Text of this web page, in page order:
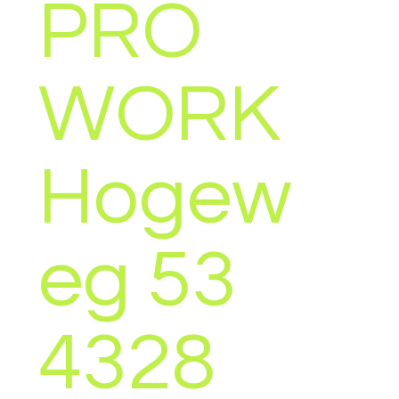
(NL)
PRO
WORK
Hogew
eg 53
4328